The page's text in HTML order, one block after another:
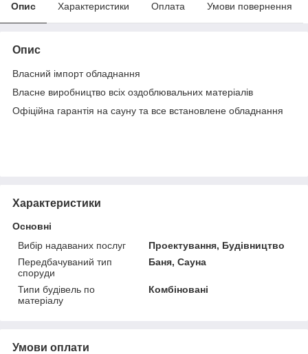
Опис Характеристики Оплата Умови повернення
Опис
Власний імпорт обладнання
Власне виробництво всіх оздоблювальних матеріалів
Офіційна гарантія на сауну та все встановлене обладнання
Характеристики
Основні
Вибір надаваних послуг
Проектування, Будівництво
Передбачуваний тип
споруди
Баня, Сауна
Типи будівель по
матеріалу
Комбіновані
Умови оплати